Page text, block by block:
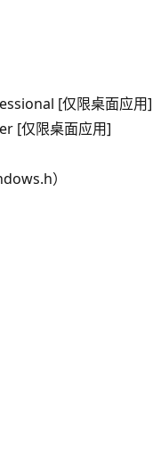
[仅限桌面应用]
[仅限桌面应用]
）